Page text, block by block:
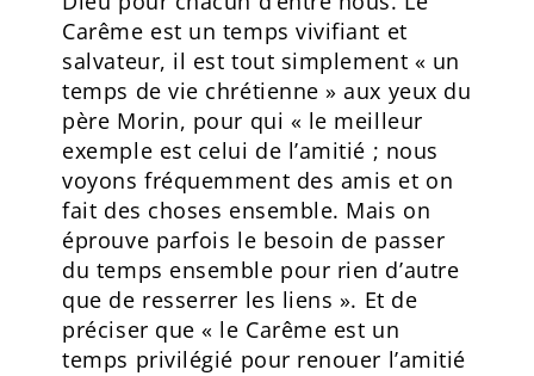
Carême est un temps vivifiant et
salvateur, il est tout simplement « un
temps de vie chrétienne » aux yeux du
père Morin, pour qui « le meilleur
exemple est celui de l’amitié ; nous
voyons fréquemment des amis et on
fait des choses ensemble. Mais on
éprouve parfois le besoin de passer
du temps ensemble pour rien d’autre
que de resserrer les liens ». Et de
préciser que « le Carême est un
temps privilégié pour renouer l’amitié